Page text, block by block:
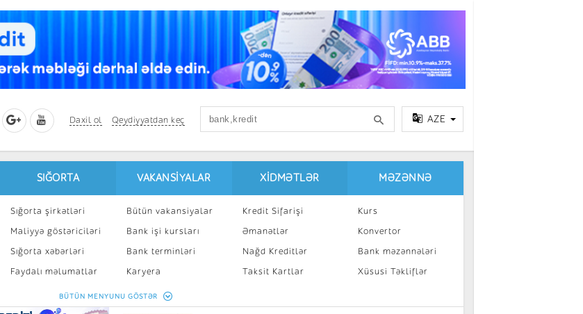
Daxil ol Qeydiyyatdan keç AZE
SIĞORTA
Sığorta şirkətləri
Maliyyə göstəriciləri
Sığorta xəbərləri
Faydalı məlumatlar
Sığorta kalkulyatoru
VAKANSIYALAR
Bütün vakansiyalar
Bank işi kursları
Bank terminləri
Karyera
Peşakar inkişaf
XIDMƏTLƏR
Kredit Sifarişi
Əmanətlər
Nağd Kreditlər
Taksit Kartlar
MƏZƏNNƏ
Kurs
Konvertor
Bank məzənnələri
Xüsusi Təkliflər
BÜTÜN MENYUNU GÖSTƏR